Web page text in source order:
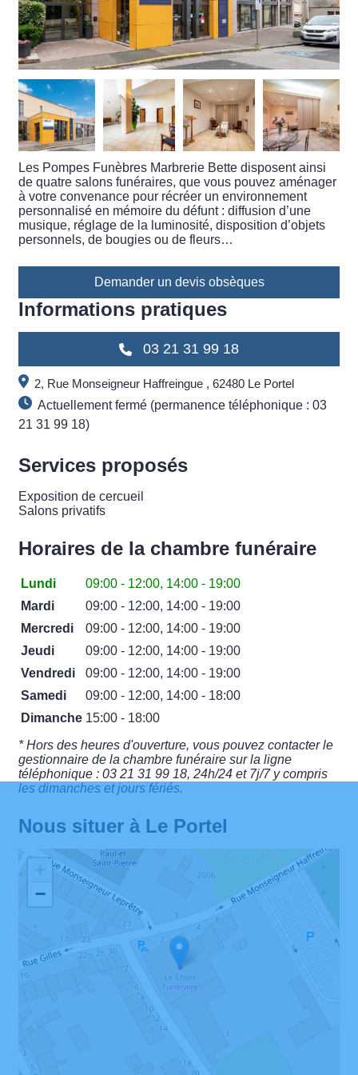
Les Pompes Funèbres Marbrerie Bette disposent ainsi
de quatre salons funéraires, que vous pouvez aménager
à votre convenance pour récréer un environnement
personnalisé en mémoire du défunt : diffusion d’une
musique, réglage de la luminosité, disposition d’objets
personnels, de bougies ou de fleurs…
Demander un devis obsèques
Informations pratiques
03 21 31 99 18
2, Rue Monseigneur Haffreingue , 62480 Le Portel
Actuellement fermé (permanence téléphonique : 03
21 31 99 18)
Services proposés
Exposition de cercueil
Salons privatifs
Horaires de la chambre funéraire
Lundi
09:00 - 12:00, 14:00 - 19:00
Mardi
09:00 - 12:00, 14:00 - 19:00
Mercredi
09:00 - 12:00, 14:00 - 19:00
Jeudi
09:00 - 12:00, 14:00 - 19:00
Vendredi
09:00 - 12:00, 14:00 - 19:00
Samedi
09:00 - 12:00, 14:00 - 18:00
Dimanche 15:00 - 18:00
* Hors des heures d'ouverture, vous pouvez contacter le
gestionnaire de la chambre funéraire sur la ligne
téléphonique : 03 21 31 99 18, 24h/24 et 7j/7 y compris
les dimanches et jours fériés.
Nous situer à Le Portel
−